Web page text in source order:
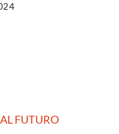
FUTURO